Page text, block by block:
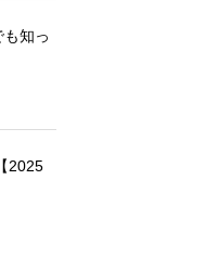
知っ
2025